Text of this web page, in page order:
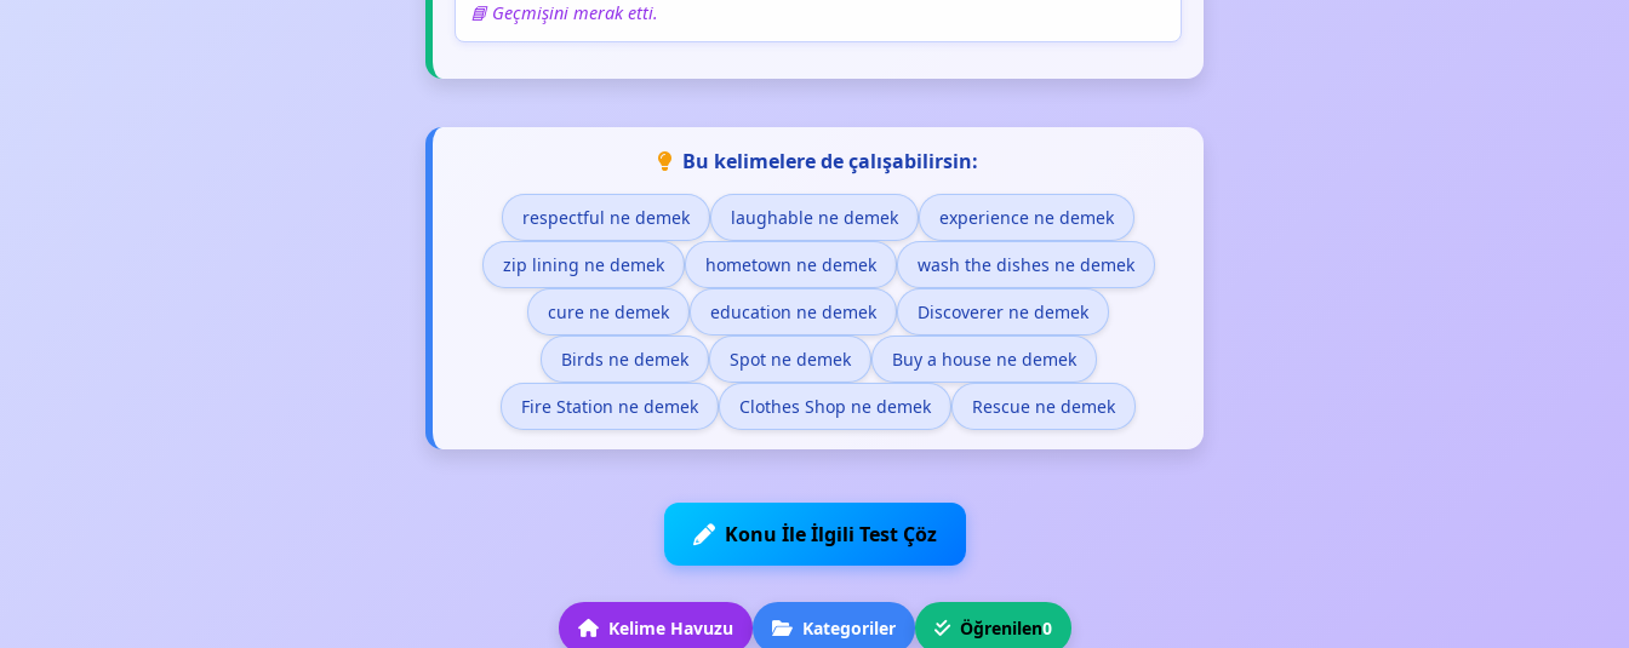
📘 Geçmişini merak etti.
Bu kelimelere de çalışabilirsin:
respectful ne demek laughable ne demek experience ne demek
zip lining ne demek hometown ne demek wash the dishes ne demek
cure ne demek education ne demek Discoverer ne demek
Birds ne demek Spot ne demek Buy a house ne demek
Fire Station ne demek Clothes Shop ne demek Rescue ne demek
Konu İle İlgili Test Çöz
Kelime Havuzu Kategoriler Öğrenilen0